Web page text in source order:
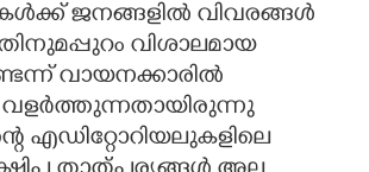
ജനങ്ങളിൽ വിവരങ്ങൾ
വിശാലമായ
വായനക്കാരിൽ
എഡിറ്റോറിയലുകളിലെ